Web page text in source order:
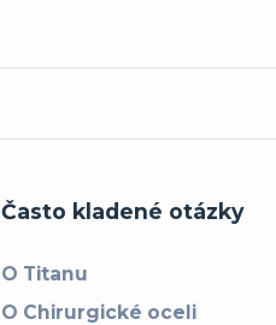
Často kladené otázky
O Titanu
O Chirurgické oceli